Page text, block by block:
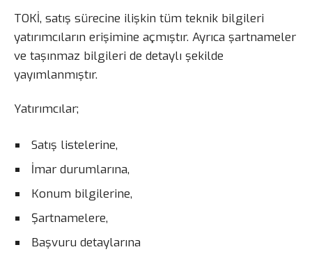
TOKİ, satış sürecine ilişkin tüm teknik bilgileri
yatırımcıların erişimine açmıştır. Ayrıca şartnameler
ve taşınmaz bilgileri de detaylı şekilde
yayımlanmıştır.
Yatırımcılar;
Satış listelerine,
İmar durumlarına,
Konum bilgilerine,
Şartnamelere,
Başvuru detaylarına